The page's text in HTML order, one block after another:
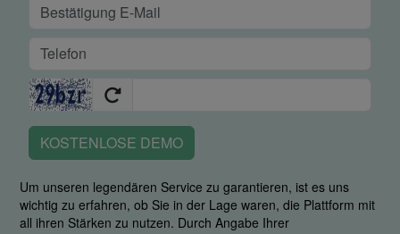
KOSTENLOSE DEMO
Um unseren legendären Service zu garantieren, ist es uns
wichtig zu erfahren, ob Sie in der Lage waren, die Plattform mit
all ihren Stärken zu nutzen. Durch Angabe Ihrer